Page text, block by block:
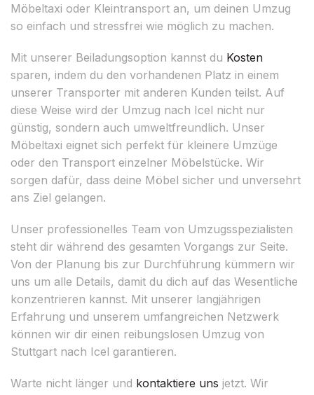
Möbeltaxi oder Kleintransport an, um deinen Umzug
so einfach und stressfrei wie möglich zu machen.
Mit unserer Beiladungsoption kannst du Kosten
sparen, indem du den vorhandenen Platz in einem
unserer Transporter mit anderen Kunden teilst. Auf
diese Weise wird der Umzug nach Icel nicht nur
günstig, sondern auch umweltfreundlich. Unser
Möbeltaxi eignet sich perfekt für kleinere Umzüge
oder den Transport einzelner Möbelstücke. Wir
sorgen dafür, dass deine Möbel sicher und unversehrt
ans Ziel gelangen.
Unser professionelles Team von Umzugsspezialisten
steht dir während des gesamten Vorgangs zur Seite.
Von der Planung bis zur Durchführung kümmern wir
uns um alle Details, damit du dich auf das Wesentliche
konzentrieren kannst. Mit unserer langjährigen
Erfahrung und unserem umfangreichen Netzwerk
können wir dir einen reibungslosen Umzug von
Stuttgart nach Icel garantieren.
Warte nicht länger und kontaktiere uns jetzt. Wir